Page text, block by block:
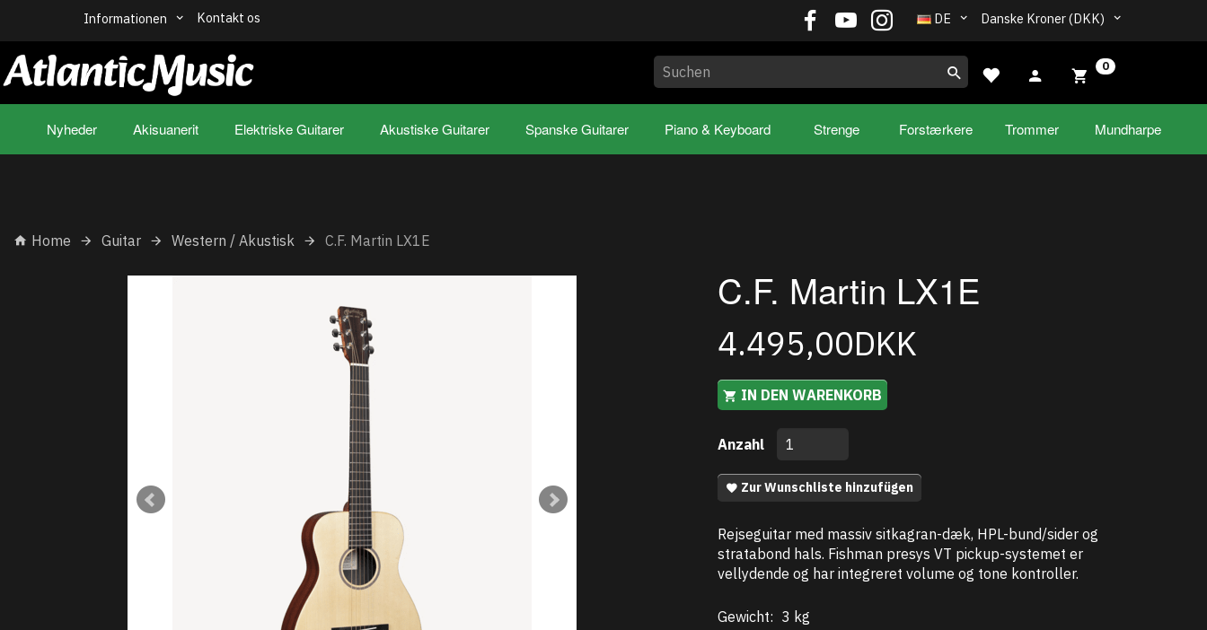
Danske Kroner (DKK)
DE
Informationen Kontakt os
0
Nyheder Akisuanerit Elektriske Guitarer Akustiske Guitarer Spanske Guitarer Piano & Keyboard Strenge Forstærkere Trommer Mundharpe
Home Guitar Western / Akustisk C.F. Martin LX1E
C.F. Martin LX1E
4.495,00DKK
IN DEN WARENKORB
Anzahl
Zur Wunschliste hinzufügen
Rejseguitar med massiv sitkagran-dæk, HPL-bund/sider og
stratabond hals. Fishman presys VT pickup-systemet er
vellydende og har integreret volume og tone kontroller.
Gewicht: 3 kg